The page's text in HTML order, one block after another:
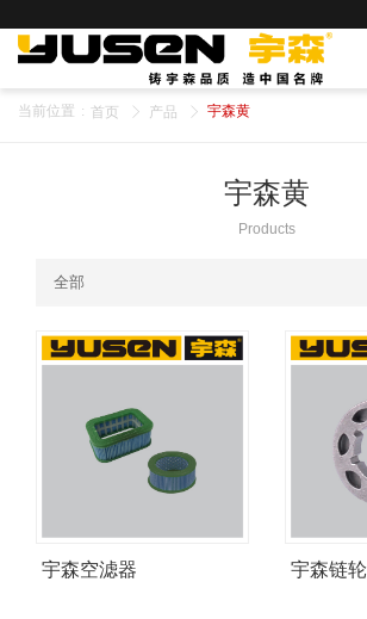
当前位置 : 首页 产品 宇森黄
宇森黄
Products
全部
宇森空滤器 宇森链轮